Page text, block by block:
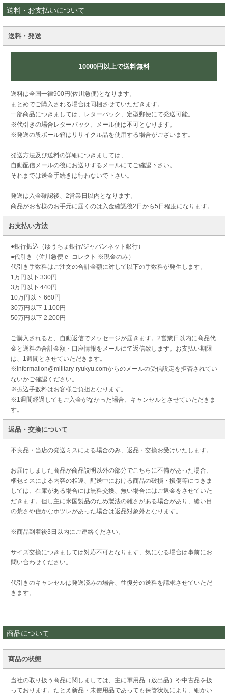
送料・お支払いについて
送料・発送
10000円以上で送料無料
送料は全国一律900円(佐川急便)となります。
まとめでご購入される場合は同梱させていただきます。
一部商品につきましては、レターパック、定型郵便にて発送可能。
※代引きの場合レターパック、メール便は不可となります。
※発送の段ボール箱はリサイクル品を使用する場合がございます。
発送方法及び送料の詳細につきましては、
自動配信メールの後にお送りするメールにてご確認下さい。
それまでは送金手続きは行わないで下さい。
発送は入金確認後、2営業日以内となります。
商品がお客様のお手元に届くのは入金確認後2日から5日程度になります。
お支払い方法
●銀行振込（ゆうちょ銀行/ジャパンネット銀行）
●代引き（佐川急便 e -コレクト ※現金のみ）
代引き手数料はご注文の合計金額に対して以下の手数料が発生します。
1万円以下 330円
3万円以下 440円
10万円以下 660円
30万円以下 1,100円
50万円以下 2,200円
ご購入されると、自動返信でメッセージが届きます。2営業日以内に商品代
金と送料の合計金額・口座情報をメールにて返信致します。お支払い期限
は、1週間とさせていただきます。
※information@military-ryukyu.comからのメールの受信設定を拒否されてい
ないかご確認ください。
※振込手数料はお客様ご負担となります。
※1週間経過してもご入金がなかった場合、キャンセルとさせていただきま
す。
返品・交換について
不良品・当店の発送ミスによる場合のみ、返品・交換お受けいたします。
お届けしました商品が商品説明以外の部分でこちらに不備があった場合、
梱包ミスによる内容の相違、配送中における商品の破損・損傷等につきま
しては、在庫がある場合には無料交換、無い場合にはご返金をさせていた
だきます。但し主に米国製品のため製法の雑さがある場合があり、縫い目
の荒さや僅かなホツレがあった場合は返品対象外となります。
※商品到着後3日以内にご連絡ください。
サイズ交換につきましては対応不可となります、気になる場合は事前にお
問い合わせください。
代引きのキャンセルは発送済みの場合、往復分の送料を請求させていただ
きます。
商品について
商品の状態
当社の取り扱う商品に関しましては、主に軍用品（放出品）や中古品を扱
っております。たとえ新品・未使用品であっても保管状況により、細かい